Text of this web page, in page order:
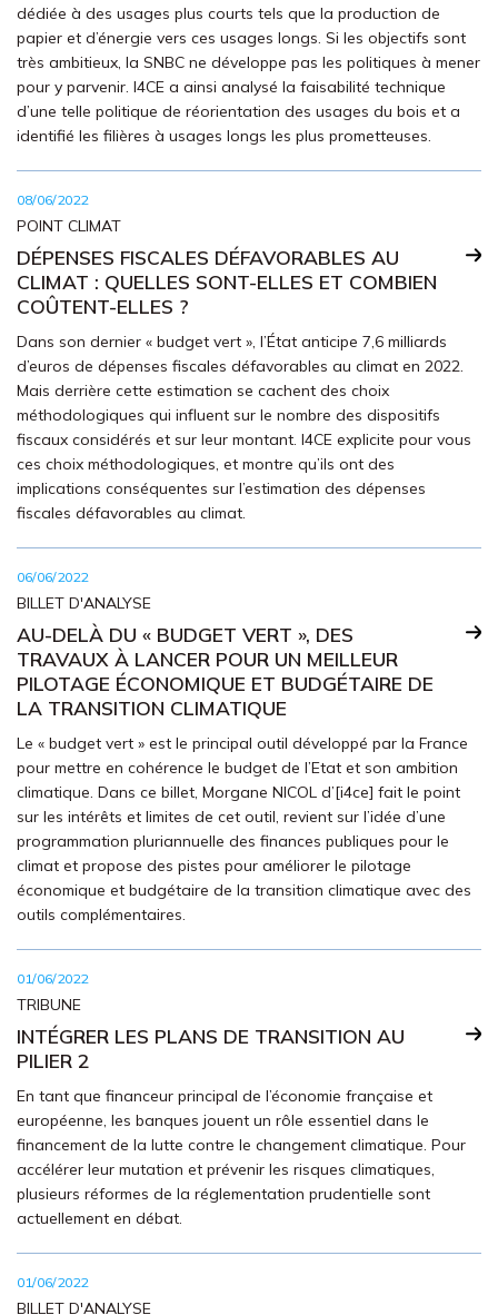
dédiée à des usages plus courts tels que la production de
papier et d’énergie vers ces usages longs. Si les objectifs sont
très ambitieux, la SNBC ne développe pas les politiques à mener
pour y parvenir. I4CE a ainsi analysé la faisabilité technique
d’une telle politique de réorientation des usages du bois et a
identifié les filières à usages longs les plus prometteuses.
08/06/2022
POINT CLIMAT
DÉPENSES FISCALES DÉFAVORABLES AU
CLIMAT : QUELLES SONT-ELLES ET COMBIEN
COÛTENT-ELLES ?
Dans son dernier « budget vert », l’État anticipe 7,6 milliards
d’euros de dépenses fiscales défavorables au climat en 2022.
Mais derrière cette estimation se cachent des choix
méthodologiques qui influent sur le nombre des dispositifs
fiscaux considérés et sur leur montant. I4CE explicite pour vous
ces choix méthodologiques, et montre qu’ils ont des
implications conséquentes sur l’estimation des dépenses
fiscales défavorables au climat.
06/06/2022
BILLET D'ANALYSE
AU-DELÀ DU « BUDGET VERT », DES
TRAVAUX À LANCER POUR UN MEILLEUR
PILOTAGE ÉCONOMIQUE ET BUDGÉTAIRE DE
LA TRANSITION CLIMATIQUE
Le « budget vert » est le principal outil développé par la France
pour mettre en cohérence le budget de l’Etat et son ambition
climatique. Dans ce billet, Morgane NICOL d’[i4ce] fait le point
sur les intérêts et limites de cet outil, revient sur l’idée d’une
programmation pluriannuelle des finances publiques pour le
climat et propose des pistes pour améliorer le pilotage
économique et budgétaire de la transition climatique avec des
outils complémentaires.
01/06/2022
TRIBUNE
INTÉGRER LES PLANS DE TRANSITION AU
PILIER 2
En tant que financeur principal de l’économie française et
européenne, les banques jouent un rôle essentiel dans le
financement de la lutte contre le changement climatique. Pour
accélérer leur mutation et prévenir les risques climatiques,
plusieurs réformes de la réglementation prudentielle sont
actuellement en débat.
01/06/2022
BILLET D'ANALYSE